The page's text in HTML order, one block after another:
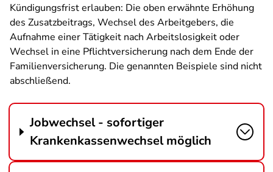
Kündigungsfrist erlauben: Die oben erwähnte Erhöhung
des Zusatzbeitrags, Wechsel des Arbeitgebers, die
Aufnahme einer Tätigkeit nach Arbeitslosigkeit oder
Wechsel in eine Pflichtversicherung nach dem Ende der
Familienversicherung. Die genannten Beispiele sind nicht
abschließend.
Jobwechsel - sofortiger
Krankenkassenwechsel möglich